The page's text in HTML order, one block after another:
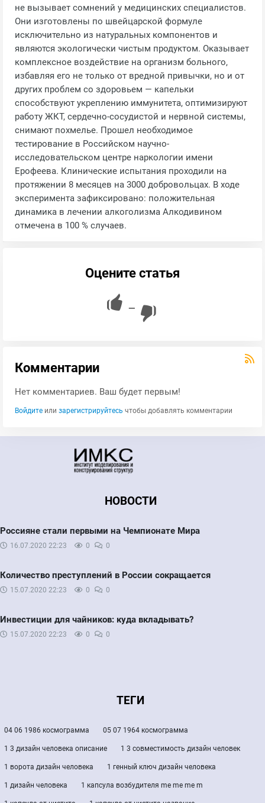
не вызывает сомнений у медицинских специалистов.
Они изготовлены по швейцарской формуле
исключительно из натуральных компонентов и
являются экологически чистым продуктом. Оказывает
комплексное воздействие на организм больного,
избавляя его не только от вредной привычки, но и от
других проблем со здоровьем — капельки
способствуют укреплению иммунитета, оптимизируют
работу ЖКТ, сердечно-сосудистой и нервной системы,
снимают похмелье. Прошел необходимое
тестирование в Российском научно-
исследовательском центре наркологии имени
Ерофеева. Клинические испытания проходили на
протяжении 8 месяцев на 3000 добровольцах. В ходе
эксперимента зафиксировано: положительная
динамика в лечении алкоголизма Алкодивином
отмечена в 100 % случаев.
Оцените статья
—
Комментарии
Нет комментариев. Ваш будет первым!
Войдите или зарегистрируйтесь чтобы добавлять комментарии
НОВОСТИ
Россияне стали первыми на Чемпионате Мира
16.07.2020 22:23 0 0
Количество преступлений в России сокращается
15.07.2020 22:23 0 0
Инвестиции для чайников: куда вкладывать?
15.07.2020 22:23 0 0
ТЕГИ
04 06 1986 космограмма 05 07 1964 космограмма
1 3 дизайн человека описание 1 3 совместимость дизайн человек
1 ворота дизайн человека 1 генный ключ дизайн человека
1 дизайн человека 1 капсула возбудителя me me me m